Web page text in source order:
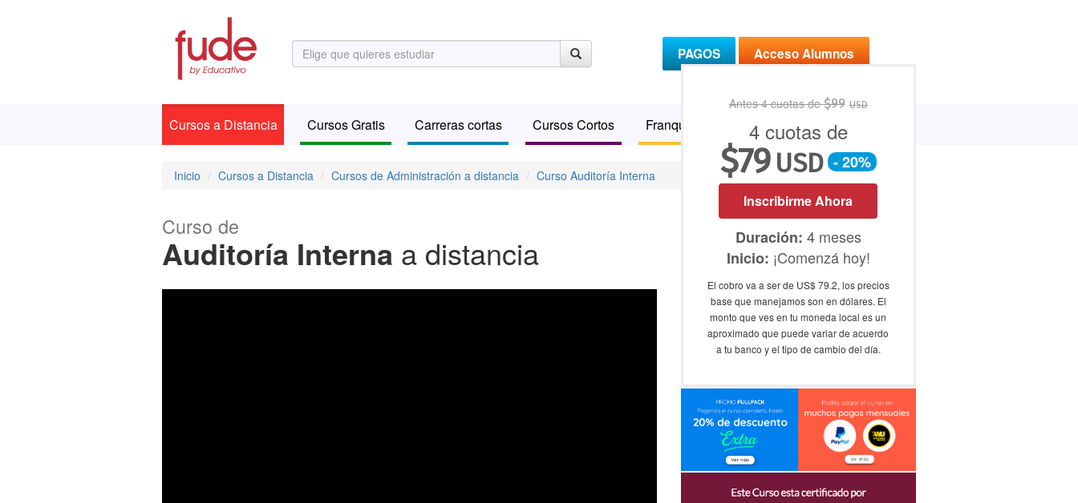
PAGOS Acceso Alumnos
Cursos a Distancia Cursos Gratis Carreras cortas Cursos Cortos Franquicias Bolsa de Trabajo
Inicio Cursos a Distancia Cursos de Administración a distancia Curso Auditoría Interna
Curso de
Auditoría Interna a distancia
Antes 4 cuotas de$99 USD
4 cuotas de
$79 USD - 20%
Inscribirme Ahora
Duración: 4 meses
Inicio: ¡Comenzá hoy!
El cobro va a ser de US$ 79.2, los precios
base que manejamos son en dólares. El
monto que ves en tu moneda local es un
aproximado que puede variar de acuerdo
a tu banco y el tipo de cambio del día.